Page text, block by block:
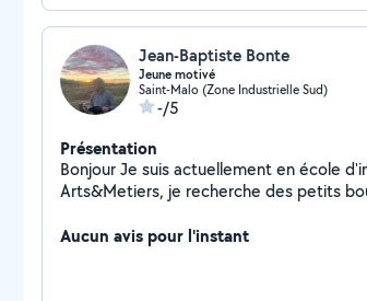
Jean-Baptiste Bonte
Jeune motivé
Saint-Malo (Zone Industrielle Sud)
-/5
Présentation
Bonjour Je suis actuellement en école
Arts&Metiers, je recherche des petits
extérieur et je suis assez manuel. Alors si
Aucun avis pour l'instant